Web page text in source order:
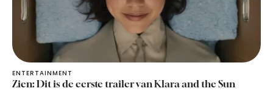
ENTERTAINMENT
Zien: Dit is de eerste trailer van Klara and the Sun